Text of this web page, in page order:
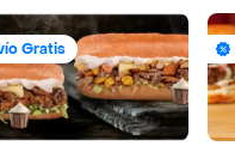
Gratis